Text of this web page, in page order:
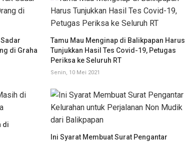
di Graha
Tamu Mau Menginap di Balikpapan Harus
Tunjukkan Hasil Tes Covid-19, Petugas
Periksa ke Seluruh RT
Senin, 10 Mei 2021
di
Ini Syarat Membuat Surat Pengantar